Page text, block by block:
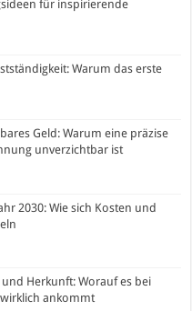
für inspirierende
Warum das erste
Geld: Warum eine präzise
unverzichtbar ist
2030: Wie sich Kosten und
Herkunft: Worauf es bei
ankommt